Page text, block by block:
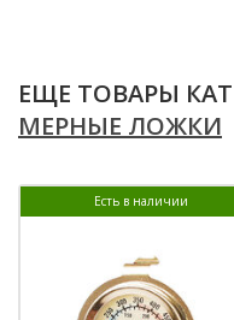
ЕЩЕ ТОВАРЫ
МЕРНЫЕ ЛОЖКИ
Есть в наличии